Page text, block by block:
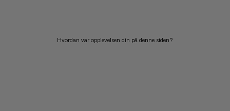
Hvordan var opplevelsen din på denne siden?